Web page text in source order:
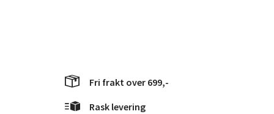
Fri frakt over 699,-
Rask levering
0 i butikk